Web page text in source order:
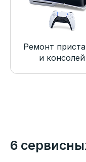
Ремонт
и консолей
6